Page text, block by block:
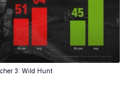
3: Wild Hunt